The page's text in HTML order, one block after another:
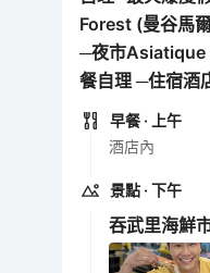
Forest (曼谷馬
─夜市
餐自理 ─住宿酒
早餐 · 上午
酒店內
景點 · 下午
吞武里海鮮